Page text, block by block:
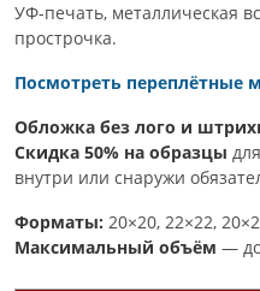
УФ-печать, металлическая
прострочка.
Посмотреть переплётные
Обложка без лого и
Скидка 50% на образцы
внутри или снаружи
Форматы: 20×20, 22×22,
Максимальный объём —